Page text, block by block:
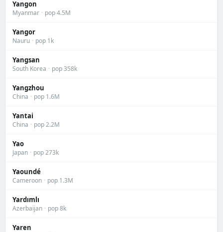
Yangon
Myanmar · pop 4.5M
Yangor
Nauru · pop 1k
Yangsan
South Korea · pop 358k
Yangzhou
China · pop 1.6M
Yantai
China · pop 2.2M
Yao
Japan · pop 273k
Yaoundé
Cameroon · pop 1.3M
Yardımlı
Azerbaijan · pop 8k
Yaren